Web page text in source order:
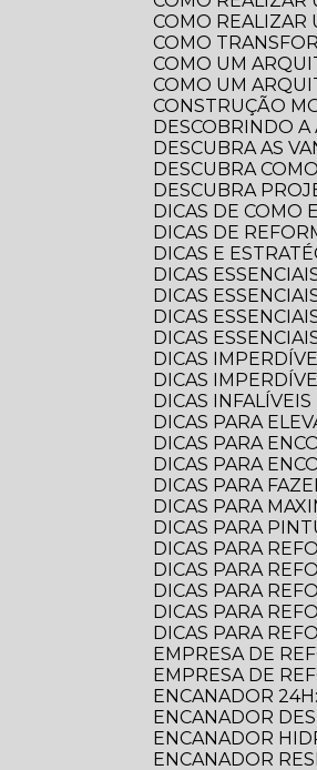
COMO
COMO
COMO UM
COMO UM
CONSTRUÇÃO
DESCOBRINDO
DESCUBRA AS
DESCUBRA
DESCUBRA
DICAS DE
DICAS DE
DICAS E
DICAS
DICAS
DICAS
DICAS
DICAS
DICAS
DICAS
DICAS PARA
DICAS PARA
DICAS PARA
DICAS PARA
DICAS PARA
DICAS PARA
DICAS PARA
DICAS PARA
DICAS PARA
DICAS PARA
DICAS PARA
EMPRESA DE
EMPRESA DE
ENCANADOR
ENCANADOR
ENCANADOR
ENCANADOR